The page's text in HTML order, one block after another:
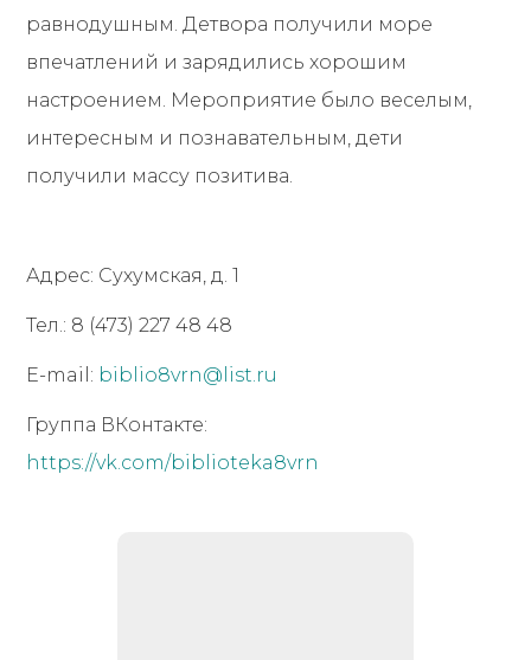
равнодушным. Детвора получили море
впечатлений и зарядились хорошим
настроением. Мероприятие было веселым,
интересным и познавательным, дети
получили массу позитива.
Адрес: Сухумская, д. 1
Тел.: 8 (473) 227 48 48
E-mail: biblio8vrn@list.ru
Группа ВКонтакте:
https://vk.com/biblioteka8vrn